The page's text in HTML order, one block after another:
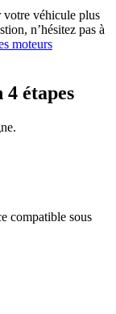
votre véhicule plus
n’hésitez pas à
moteurs
étapes
compatible sous